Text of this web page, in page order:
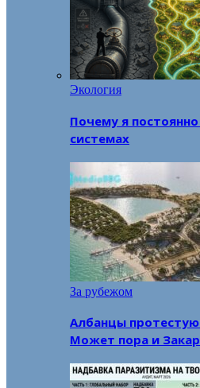
Экология
Почему я
системах
За рубежом
Албанцы
Может пора и